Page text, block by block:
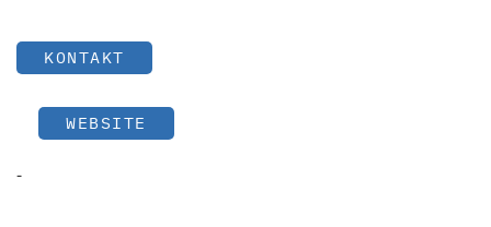
KONTAKT
WEBSITE
-